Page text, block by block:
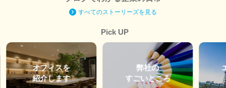
すべてのストーリーズを見る
Pick UP
オフィスを
紹介します
弊社の
すごいところ